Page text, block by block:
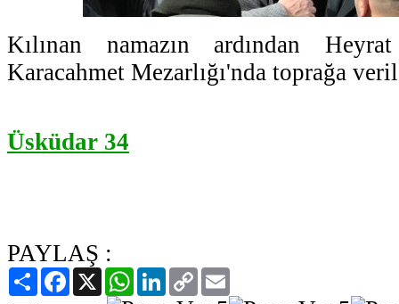
Kılınan namazın ardından
Karacahmet Mezarlığı'nda toprağa
Üsküdar 34
PAYLAŞ :
PaylaşFacebook
X WhatsAppLinkedIn
Copy
Link